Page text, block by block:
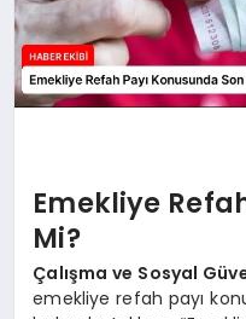
Emekliye
Mi?
Çalışma ve Sosyal
emekliye refah payı